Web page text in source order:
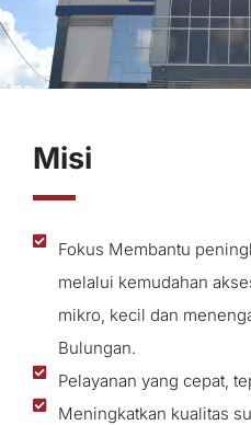
Misi
Fokus Membantu
melalui kemudahan
mikro, kecil dan
Bulungan.
Pelayanan yang cepat,
Meningkatkan kualitas